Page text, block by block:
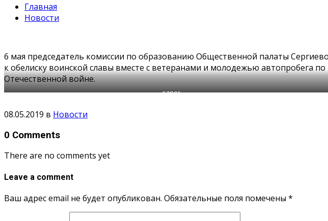
Главная
Новости
6 мая председатель комиссии по образованию Общественной палаты
к обелиску воинской славы вместе с ветеранами и молодежью автопробега
Отечественной войне.
oznor
08.05.2019 в Новости
0 Comments
There are no comments yet
Leave a comment
Ваш адрес email не будет опубликован. Обязательные поля помечены *